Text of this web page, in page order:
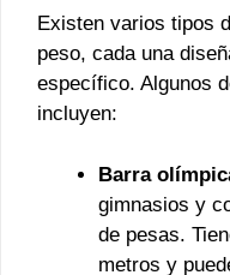
Existen varios tipos
peso, cada una
específico. Algunos
incluyen:
Barra
gimnasios y
de pesas.
metros y